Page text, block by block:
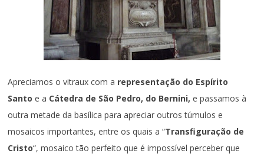
Apreciamos o vitraux com a representação do Espírito
Santo e a Cátedra de São Pedro, do Bernini, e passamos à
outra metade da basílica para apreciar outros túmulos e
mosaicos importantes, entre os quais a “Transfiguração de
Cristo“, mosaico tão perfeito que é impossível perceber que